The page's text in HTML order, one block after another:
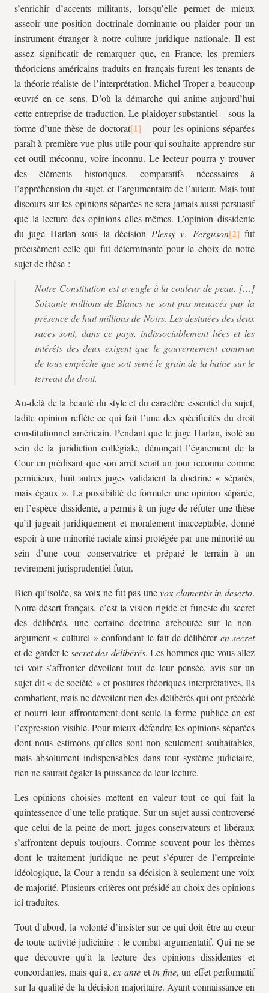
s’enrichir d’accents militants, lorsqu’elle permet de mieux
asseoir une position doctrinale dominante ou plaider pour un
instrument étranger à notre culture juridique nationale. Il est
assez significatif de remarquer que, en France, les premiers
théoriciens américains traduits en français furent les tenants de
la théorie réaliste de l’interprétation. Michel Troper a beaucoup
œuvré en ce sens. D’où la démarche qui anime aujourd’hui
cette entreprise de traduction. Le plaidoyer substantiel – sous la
forme d’une thèse de doctorat
– pour les opinions séparées
paraît à première vue plus utile pour qui souhaite apprendre sur
cet outil méconnu, voire inconnu. Le lecteur pourra y trouver
des éléments historiques, comparatifs nécessaires à
l’appréhension du sujet, et l’argumentaire de l’auteur. Mais tout
discours sur les opinions séparées ne sera jamais aussi persuasif
que la lecture des opinions elles-mêmes. L’opinion dissidente
du juge Harlan sous la décision Plessy v. Ferguson
fut
précisément celle qui fut déterminante pour le choix de notre
sujet de thèse :
Notre Constitution est aveugle à la couleur de peau. […]
Soixante millions de Blancs ne sont pas menacés par la
présence de huit millions de Noirs. Les destinées des deux
races sont, dans ce pays, indissociablement liées et les
intérêts des deux exigent que le gouvernement commun
de tous empêche que soit semé le grain de la haine sur le
terreau du droit.
Au-delà de la beauté du style et du caractère essentiel du sujet,
ladite opinion reflète ce qui fait l’une des spécificités du droit
constitutionnel américain. Pendant que le juge Harlan, isolé au
sein de la juridiction collégiale, dénonçait l’égarement de la
Cour en prédisant que son arrêt serait un jour reconnu comme
pernicieux, huit autres juges validaient la doctrine « séparés,
mais égaux ». La possibilité de formuler une opinion séparée,
en l’espèce dissidente, a permis à un juge de réfuter une thèse
qu’il jugeait juridiquement et moralement inacceptable, donné
espoir à une minorité raciale ainsi protégée par une minorité au
sein d’une cour conservatrice et préparé le terrain à un
revirement jurisprudentiel futur.
Bien qu’isolée, sa voix ne fut pas unevox clamentis in deserto.
Notre désert français, c’est la vision rigide et funeste du secret
des délibérés, une certaine doctrine arcboutée sur le non-
argument « culturel » confondant le fait de délibérer en secret
et de garder lesecret des délibérés. Les hommes que vous allez
ici voir s’affronter dévoilent tout de leur pensée, avis sur un
sujet dit « de société » et postures théoriques interprétatives. Ils
combattent, mais ne dévoilent rien des délibérés qui ont précédé
et nourri leur affrontement dont seule la forme publiée en est
l’expression visible. Pour mieux défendre les opinions séparées
dont nous estimons qu’elles sont non seulement souhaitables,
mais absolument indispensables dans tout système judiciaire,
rien ne saurait égaler la puissance de leur lecture.
Les opinions choisies mettent en valeur tout ce qui fait la
quintessence d’une telle pratique. Sur un sujet aussi controversé
que celui de la peine de mort, juges conservateurs et libéraux
s’affrontent depuis toujours. Comme souvent pour les thèmes
dont le traitement juridique ne peut s’épurer de l’empreinte
idéologique, la Cour a rendu sa décision à seulement une voix
de majorité. Plusieurs critères ont présidé au choix des opinions
ici traduites.
Tout d’abord, la volonté d’insister sur ce qui doit être au cœur
de toute activité judiciaire : le combat argumentatif. Qui ne se
que découvre qu’à la lecture des opinions dissidentes et
concordantes, mais qui a,ex ante et in fine, un effet performatif
sur la qualité de la décision majoritaire. Ayant connaissance en